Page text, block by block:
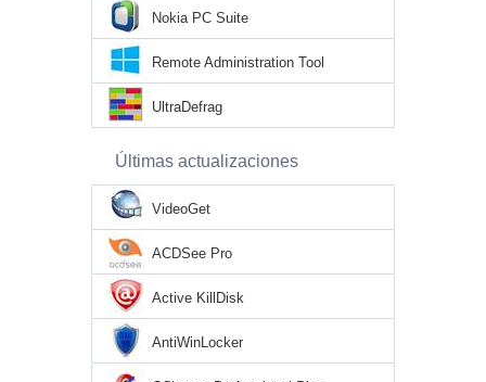
Nokia PC Suite
Remote Administration Tool
UltraDefrag
Últimas actualizaciones
VideoGet
ACDSee Pro
Active KillDisk
AntiWinLocker